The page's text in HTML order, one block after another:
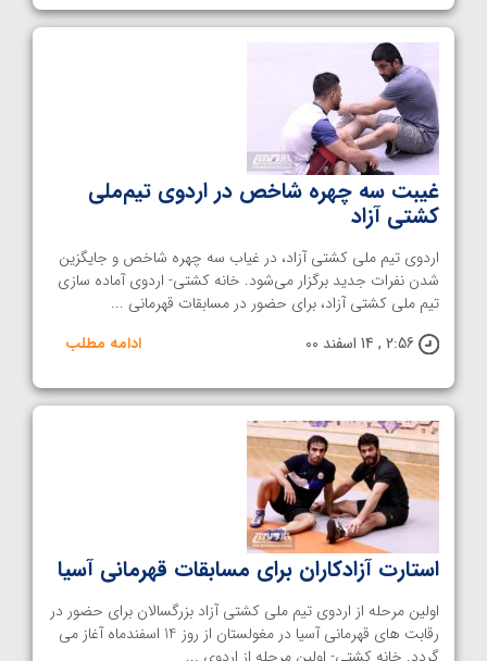
غیبت سه چهره شاخص در اردوی تیم‌ملی
کشتی آزاد
اردوی تیم ملی کشتی آزاد، در غیاب سه چهره شاخص و جایگزین
شدن نفرات جدید برگزار می‌شود. خانه کشتی- اردوی آماده سازی
تیم ملی کشتی آزاد، برای حضور در مسابقات قهرمانی ...
2:56 , 14 اسفند 00
ادامه مطلب
استارت آزادکاران برای مسابقات قهرمانی آسیا
اولین مرحله از اردوی تیم ملی کشتی آزاد بزرگسالان برای حضور در
رقابت های قهرمانی آسیا در مغولستان از روز 14 اسفندماه آغاز می
گردد. خانه کشتی- اولین مرحله از اردوی ...